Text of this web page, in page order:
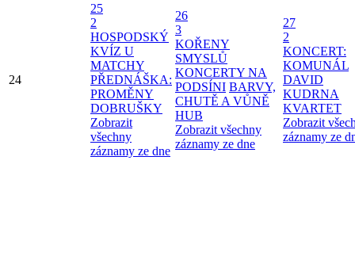
24
25
2
HOSPODSKÝ
KVÍZ U
MATCHY
PŘEDNÁŠKA:
PROMĚNY
DOBRUŠKY
Zobrazit
všechny
záznamy ze dne
26
3
KOŘENY
SMYSLŮ
KONCERTY NA
PODSÍNI BARVY,
CHUTĚ A VŮNĚ
HUB
Zobrazit všechny
záznamy ze dne
27
2
KONCERT:
KOMUNÁL
DAVID
KUDRNA
KVARTET
Zobrazit
záznamy ze